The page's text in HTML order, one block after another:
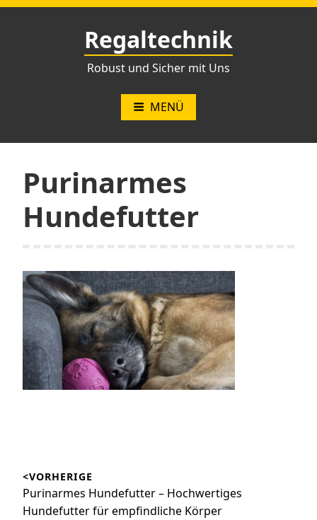
Zum
Regaltechnik
Robust und Sicher mit Uns
MENÜ
Purinarmes
Hundefutter
<VORHERIGE
Vorheriger
Beitrag:
Purinarmes Hundefutter – Hochwertiges
Hundefutter für empfindliche Körper